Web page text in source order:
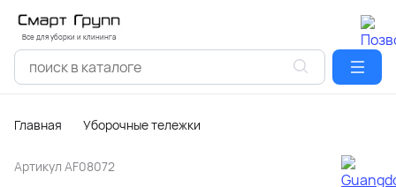
Все для уборки и клининга
Главная Уборочные тележки
Артикул AF08072